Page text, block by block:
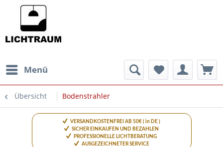
Menü
Übersicht Bodenstrahler
VERSANDKOSTENFREI AB 50€ ( in DE )
SICHER EINKAUFEN UND BEZAHLEN
PROFESSIONELLE LICHTBERATUNG
AUSGEZEICHNETER SERVICE